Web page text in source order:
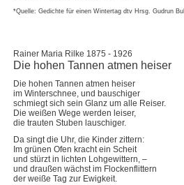
*Quelle: Gedichte für einen Wintertag dtv Hrsg. Gudrun Bull
Rainer Maria Rilke 1875 - 1926
Die hohen Tannen atmen heiser
Die hohen Tannen atmen heiser
im Winterschnee, und bauschiger
schmiegt sich sein Glanz um alle Reiser.
Die weißen Wege werden leiser,
die trauten Stuben lauschiger.
Da singt die Uhr, die Kinder zittern:
Im grünen Ofen kracht ein Scheit
und stürzt in lichten Lohgewittern, –
und draußen wächst im Flockenflittern
der weiße Tag zur Ewigkeit.